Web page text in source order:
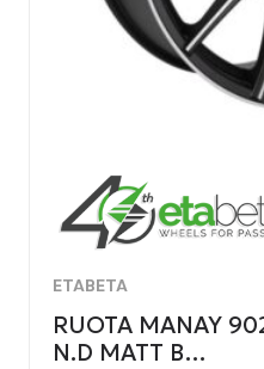
ETABETA
RUOTA MANAY
N.D MATT B…